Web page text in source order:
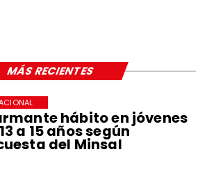
hábito en jóvenes
a 15 años según
del Minsal
MÁS RECIENTES